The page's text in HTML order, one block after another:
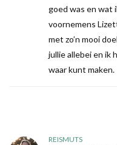
goed was en wat
voornemens
met zo’n mooi
jullie allebei en ik
waar kunt maken.
REISMUTS